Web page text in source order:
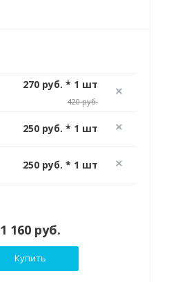
270 руб. * 1 шт
420 руб.
250 руб. * 1 шт
250 руб. * 1 шт
1 160 руб.
Купить